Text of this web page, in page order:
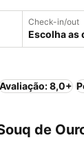
Check-in/out
Escolha as
Avaliação: 8,0+
de